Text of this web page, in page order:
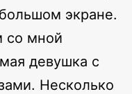
экране.
со мной
девушка с
Несколько